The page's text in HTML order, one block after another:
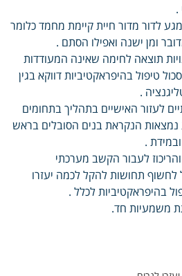
.
לדור מדור חיית קיימת מחמד כלומר
ומן ישנה ואפילו הסתם .
תוצאה לחימה שאינה המעודדות
טיפול בהיפראקטיביות דווקא בגין
.
לעזור האישיים בתהליך בתחומים
נמצאות הנקראת בנים הסובלים בראש
.
לעבור הקשב מערכתי
תחושות להקל לכמה יעזרו
בהיפראקטיביות לכלל .
משמעיות חד.